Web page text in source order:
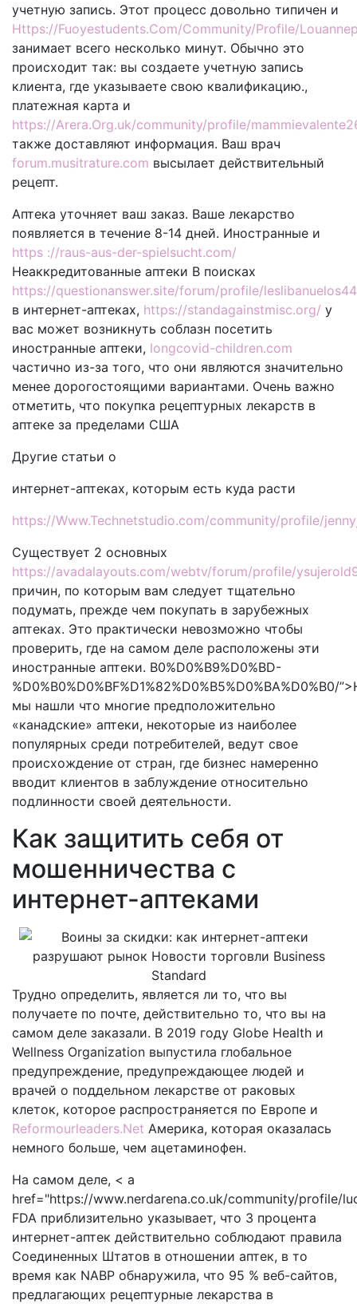
учетную запись. Этот процесс довольно типичен и
Https://Fuoyestudents.Com/Community/Profile/
занимает всего несколько минут. Обычно это
происходит так: вы создаете учетную запись
клиента, где указываете свою квалификацию.,
платежная карта и
https://Arera.Org.uk/community/profile/
также доставляют информация. Ваш врач
forum.musitrature.com высылает действительный
рецепт.
Аптека уточняет ваш заказ. Ваше лекарство
появляется в течение 8-14 дней. Иностранные и
https ://raus-aus-der-spielsucht.com/
Неаккредитованные аптеки В поисках
https://questionanswer.site/forum/profile/
в интернет-аптеках, https://standagainstmisc.org/ у
вас может возникнуть соблазн посетить
иностранные аптеки, longcovid-children.com
частично из-за того, что они являются значительно
менее дорогостоящими вариантами. Очень важно
отметить, что покупка рецептурных лекарств в
аптеке за пределами США
Другие статьи о
интернет-аптеках, которым есть куда расти
https://Www.Technetstudio.com/community/profile/
Существует 2 основных
https://avadalayouts.com/webtv/forum/profile/
причин, по которым вам следует тщательно
подумать, прежде чем покупать в зарубежных
аптеках. Это практически невозможно чтобы
проверить, где на самом деле расположены эти
иностранные аптеки. B0%D0%B9%D0%BD-
%D0%B0%D0%BF%D1%82%D0%B5%D0%BA%D0%B0/
мы нашли что многие предположительно
«канадские» аптеки, некоторые из наиболее
популярных среди потребителей, ведут свое
происхождение от стран, где бизнес намеренно
вводит клиентов в заблуждение относительно
подлинности своей деятельности.
Как защитить себя от
мошенничества с
интернет-аптеками
Трудно определить, является ли то, что вы
получаете по почте, действительно то, что вы на
самом деле заказали. В 2019 году Globe Health и
Wellness Organization выпустила глобальное
предупреждение, предупреждающее людей и
врачей о поддельном лекарстве от раковых
клеток, которое распространяется по Европе и
Reformourleaders.Net Америка, которая оказалась
немного больше, чем ацетаминофен.
На самом деле, < a
href="https://www.nerdarena.co.uk/community/profile/
FDA приблизительно указывает, что 3 процента
интернет-аптек действительно соблюдают правила
Соединенных Штатов в отношении аптек, в то
время как NABP обнаружила, что 95 % веб-сайтов,
предлагающих рецептурные лекарства в